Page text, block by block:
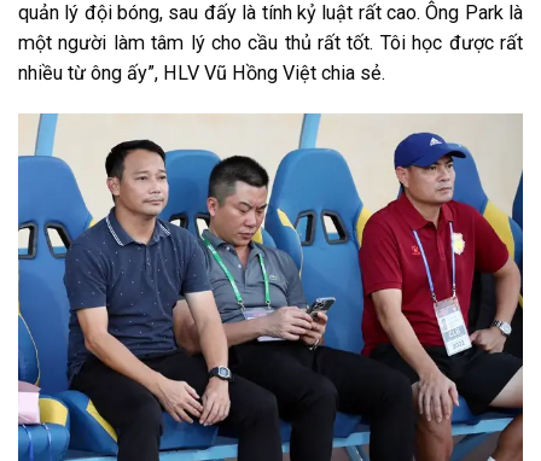
quản lý đội bóng, sau đấy là tính kỷ luật rất cao. Ông Park là
một người làm tâm lý cho cầu thủ rất tốt. Tôi học được rất
nhiều từ ông ấy”, HLV Vũ Hồng Việt chia sẻ.